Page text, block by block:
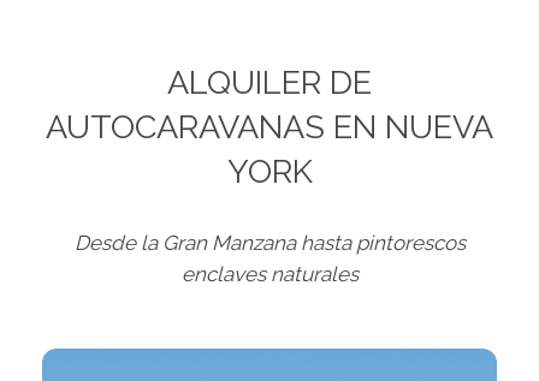
ALQUILER DE
AUTOCARAVANAS EN NUEVA
YORK
Desde la Gran Manzana hasta pintorescos
enclaves naturales